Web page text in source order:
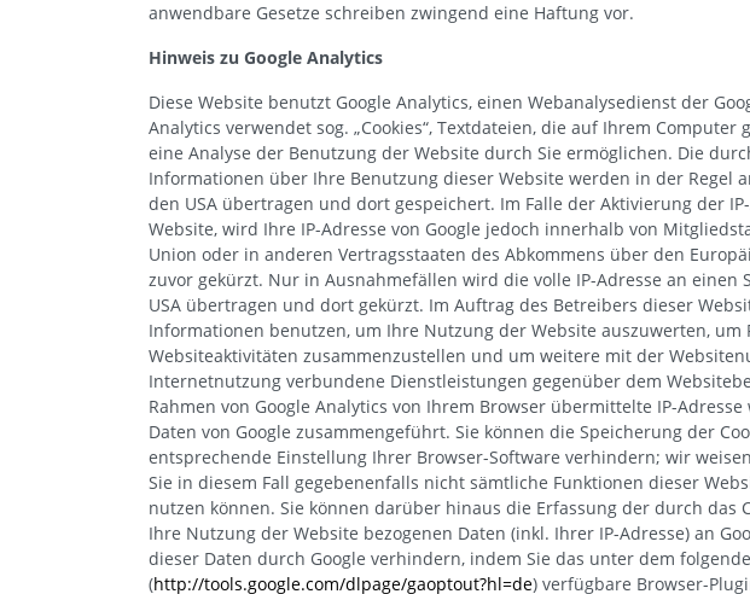
anwendbare Gesetze schreiben zwingend eine Haftung vor.
Hinweis zu Google Analytics
Diese Website benutzt Google Analytics, einen Webanalysedienst der
Analytics verwendet sog. „Cookies“, Textdateien, die auf Ihrem
eine Analyse der Benutzung der Website durch Sie ermöglichen. Die
Informationen über Ihre Benutzung dieser Website werden in der Regel
den USA übertragen und dort gespeichert. Im Falle der Aktivierung der
Website, wird Ihre IP-Adresse von Google jedoch innerhalb von
Union oder in anderen Vertragsstaaten des Abkommens über den
zuvor gekürzt. Nur in Ausnahmefällen wird die volle IP-Adresse an einen
USA übertragen und dort gekürzt. Im Auftrag des Betreibers dieser
Informationen benutzen, um Ihre Nutzung der Website auszuwerten, um
Websiteaktivitäten zusammenzustellen und um weitere mit der
Internetnutzung verbundene Dienstleistungen gegenüber dem
Rahmen von Google Analytics von Ihrem Browser übermittelte IP-
Daten von Google zusammengeführt. Sie können die Speicherung der
entsprechende Einstellung Ihrer Browser-Software verhindern; wir
Sie in diesem Fall gegebenenfalls nicht sämtliche Funktionen dieser
nutzen können. Sie können darüber hinaus die Erfassung der durch das
Ihre Nutzung der Website bezogenen Daten (inkl. Ihrer IP-Adresse) an
dieser Daten durch Google verhindern, indem Sie das unter dem
(http://tools.google.com/dlpage/gaoptout?hl=de) verfügbare Browser-